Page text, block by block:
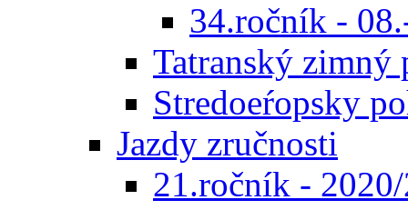
34.ročník -
Tatranský zimný
Stredoeŕopsky
Jazdy zručnosti
21.ročník -